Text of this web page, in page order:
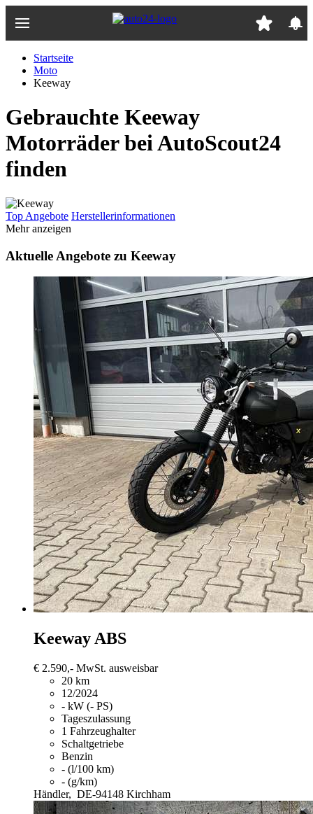
Hauptinhalt
Startseite
Moto
Keeway
Gebrauchte Keeway
Motorräder bei AutoScout24
finden
Top Angebote Herstellerinformationen
Mehr anzeigen
Aktuelle Angebote zu Keeway
KeewayABS
€ 2.590,- MwSt. ausweisbar
20 km
12/2024
- kW (- PS)
Tageszulassung
1 Fahrzeughalter
Schaltgetriebe
Benzin
- (l/100 km)
- (g/km)
Händler, DE-94148 Kirchham